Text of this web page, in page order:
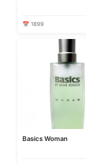
📅 1899
Basics Woman